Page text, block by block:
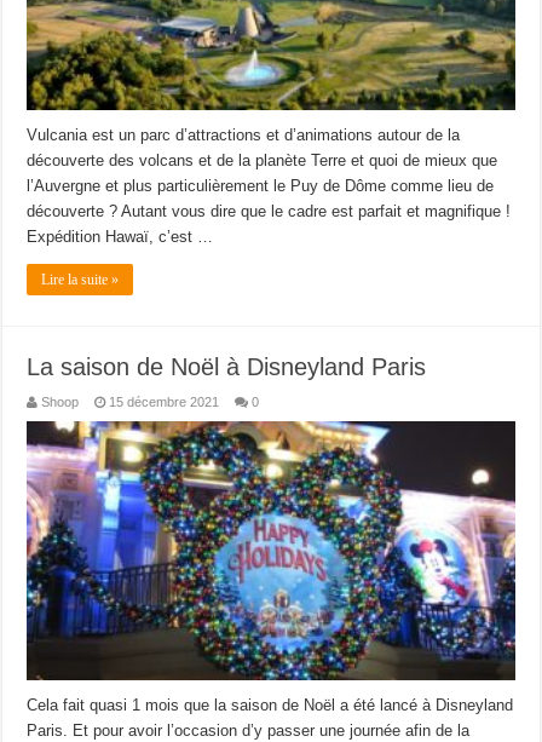
Vulcania est un parc d’attractions et d’animations autour de la
découverte des volcans et de la planète Terre et quoi de mieux que
l’Auvergne et plus particulièrement le Puy de Dôme comme lieu de
découverte ? Autant vous dire que le cadre est parfait et magnifique !
Expédition Hawaï, c’est …
Lire la suite »
La saison de Noël à Disneyland Paris
Shoop 15 décembre 2021 0
Cela fait quasi 1 mois que la saison de Noël a été lancé à Disneyland
Paris. Et pour avoir l’occasion d’y passer une journée afin de la